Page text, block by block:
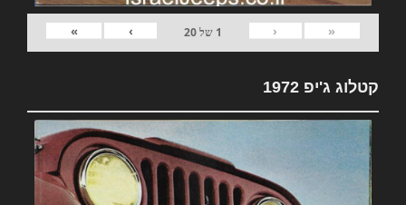
«
‹
1 של20
›
»
קטלוג ג'יפ 1972